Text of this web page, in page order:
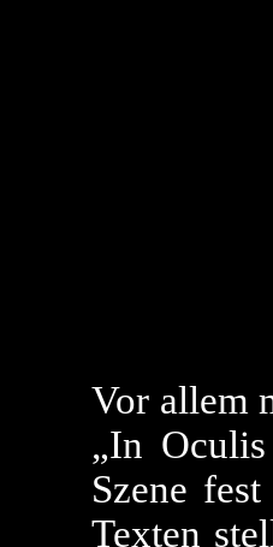
Vor allem
„In
Szene
Texten